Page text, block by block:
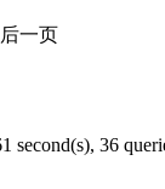
一页
second(s), 36